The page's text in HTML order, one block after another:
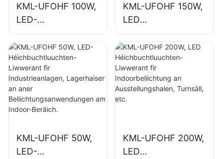
KML-UFOHF 100W,
LED-
Héichbuchtluuchte
n-Liwwerant fir
Industrieanlagen,
Lagerhaiser an
aner
Beliichtungsanwen
dungen am Indoor-
KML-UFOHF 150W,
LED
Héichbuchtluuchte
n-Liwwerant fir
Indoorbeliichtung
an
Industrieanlagen,
Turnsäll, etc.
KML-UFOHF 50W,
LED-
KML-UFOHF 200W,
LED